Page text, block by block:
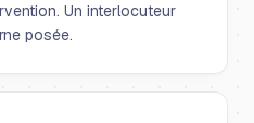
Un interlocuteur
posée.